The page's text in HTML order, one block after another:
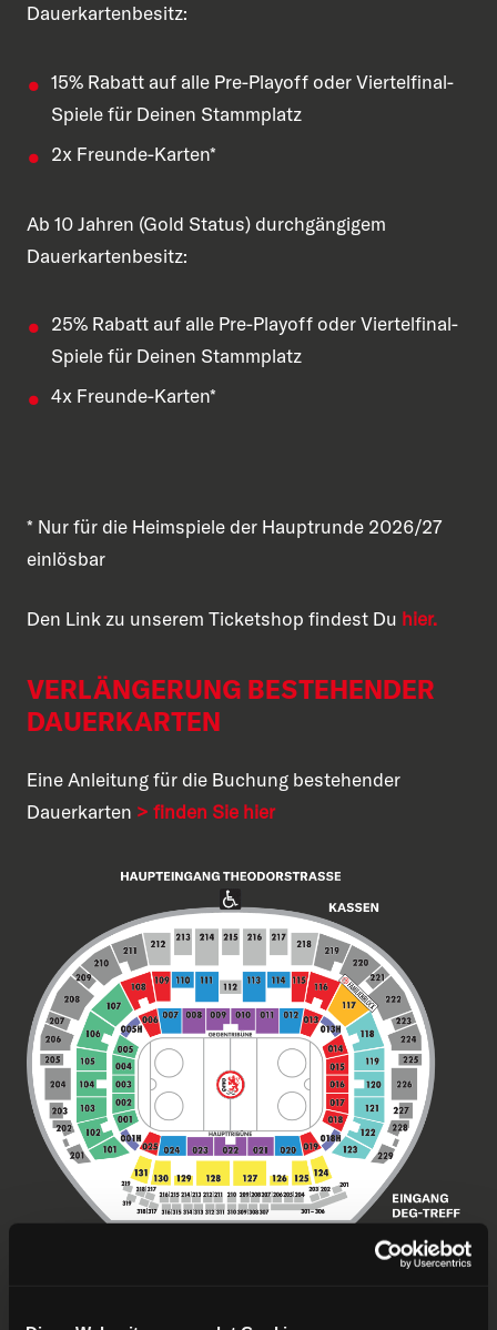
Dauerkartenbesitz:
15% Rabatt auf alle Pre-Playoff oder Viertelfinal-
Spiele für Deinen Stammplatz
2x Freunde-Karten*
Ab 10 Jahren (Gold Status) durchgängigem
Dauerkartenbesitz:
25% Rabatt auf alle Pre-Playoff oder Viertelfinal-
Spiele für Deinen Stammplatz
4x Freunde-Karten*
* Nur für die Heimspiele der Hauptrunde 2026/27
einlösbar
Den Link zu unserem Ticketshop findest Du hier.
VERLÄNGERUNG BESTEHENDER
DAUERKARTEN
Eine Anleitung für die Buchung bestehender
Dauerkarten > finden Sie hier